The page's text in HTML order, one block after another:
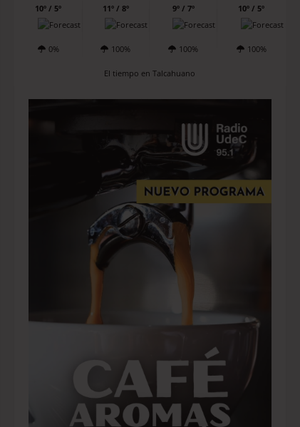
10º / 5º
0%
11º / 8º
100%
9º / 7º
100%
10º / 5º
100%
El tiempo en Talcahuano